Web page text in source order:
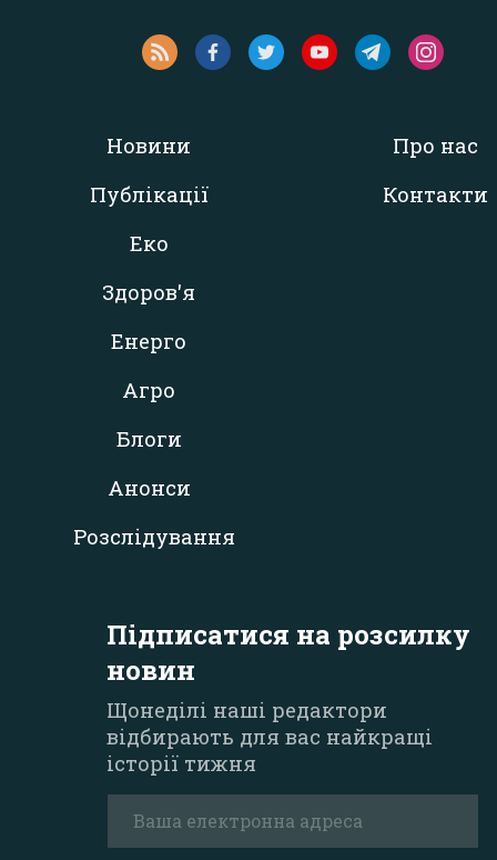
Новини
Публікації
Еко
Здоров'я
Енерго
Агро
Блоги
Анонси
Розслідування
Про нас
Контакти
Підписатися на розсилку
новин
Щонеділі наші редактори
відбирають для вас найкращі
історії тижня